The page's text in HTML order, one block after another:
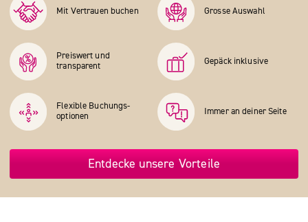
Mit Vertrauen buchen Grosse Auswahl
Preiswert und
transparent
Gepäck inklusive
Flexible Buchungs­
optionen
Immer an deiner Seite
Entdecke unsere Vorteile